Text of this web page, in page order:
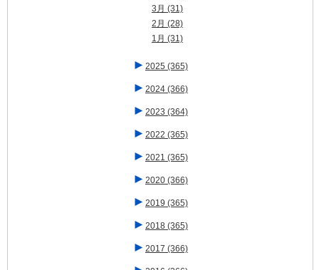
3月 (31)
2月 (28)
1月 (31)
► 2025 (365)
► 2024 (366)
► 2023 (364)
► 2022 (365)
► 2021 (365)
► 2020 (366)
► 2019 (365)
► 2018 (365)
► 2017 (366)